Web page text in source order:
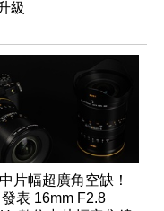
級
片幅超廣角空缺！
表 16mm F2.8